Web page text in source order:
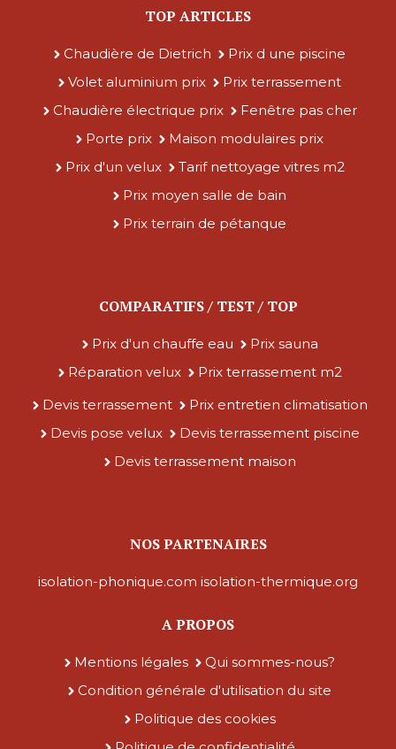
TOP ARTICLES
Chaudière de Dietrich
Prix d une piscine
Volet aluminium prix
Prix terrassement
Chaudière électrique prix
Fenêtre pas cher
Porte prix
Maison modulaires prix
Prix d'un velux
Tarif nettoyage vitres m2
Prix moyen salle de bain
Prix terrain de pétanque
COMPARATIFS / TEST / TOP
Prix d'un chauffe eau
Prix sauna
Réparation velux
Prix terrassement m2
Devis terrassement
Prix entretien climatisation
Devis pose velux
Devis terrassement piscine
Devis terrassement maison
NOS PARTENAIRES
isolation-phonique.com isolation-thermique.org
A PROPOS
Mentions légales
Qui sommes-nous?
Condition générale d'utilisation du site
Politique des cookies